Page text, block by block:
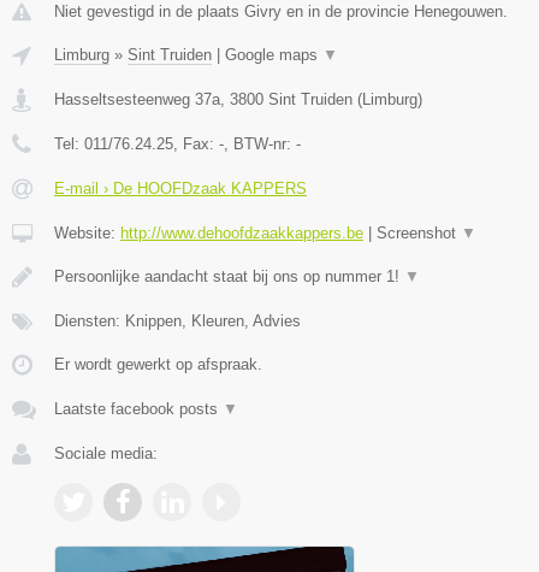
Niet gevestigd in de plaats Givry en in de provincie Henegouwen.
Limburg » Sint Truiden Google maps ▼
Hasseltsesteenweg 37a, 3800 Sint Truiden (Limburg)
Tel: 011/76.24.25, Fax: -, BTW-nr: -
E-mail › De HOOFDzaak KAPPERS
Website: http://www.dehoofdzaakkappers.be Screenshot ▼
Persoonlijke aandacht staat bij ons op nummer 1! ▼
Diensten: Knippen, Kleuren, Advies
Er wordt gewerkt op afspraak.
Laatste facebook posts ▼
Sociale media: